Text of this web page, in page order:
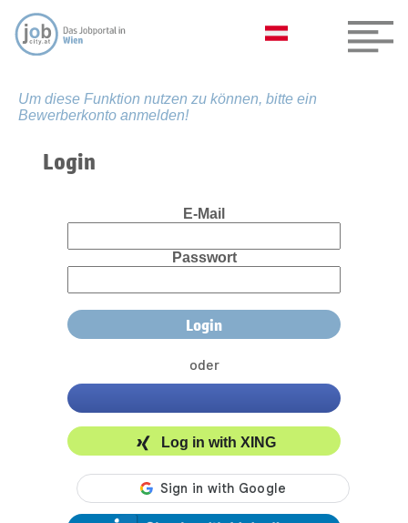
Um diese Funktion nutzen zu können, bitte ein
Bewerberkonto anmelden!
Login
E-Mail
Passwort
oder
Log in with XING